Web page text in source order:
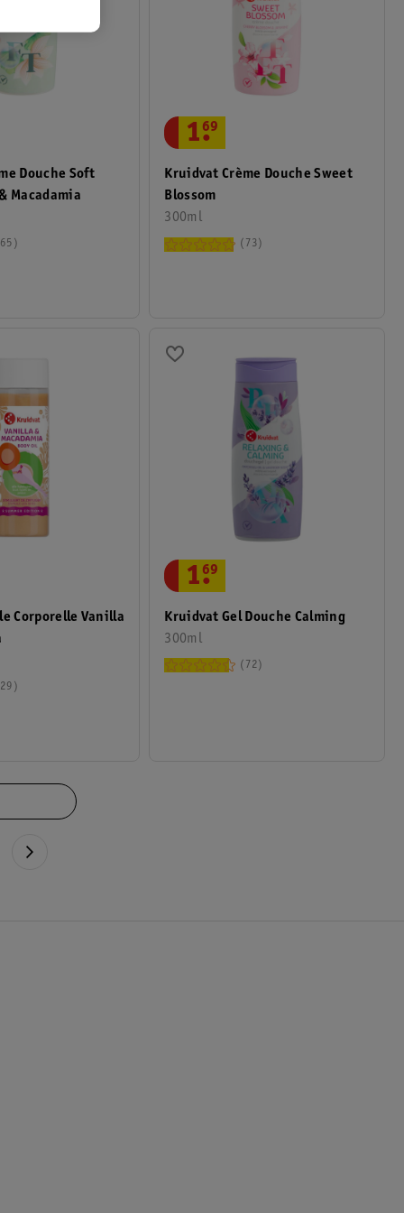
Douche Soft
Macadamia
65
Kruidvat Crème Douche Sweet
Blossom
300ml
1.
69
73
Corporelle Vanilla
29
Kruidvat Gel Douche Calming
300ml
1.
69
72